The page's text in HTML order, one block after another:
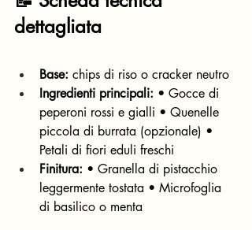
dettagliata
Base: chips di riso o cracker neutro
Ingredienti principali: • Gocce di
peperoni rossi e gialli • Quenelle
piccola di burrata (opzionale) •
Petali di fiori eduli freschi
Finitura: • Granella di pistacchio
leggermente tostata • Microfoglia
di basilico o menta